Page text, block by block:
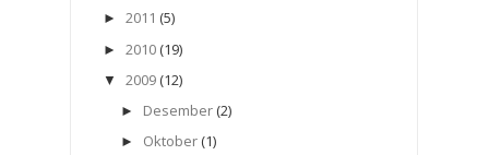
► 2011 (5)
► 2010 (19)
▼ 2009 (12)
► Desember (2)
► Oktober (1)